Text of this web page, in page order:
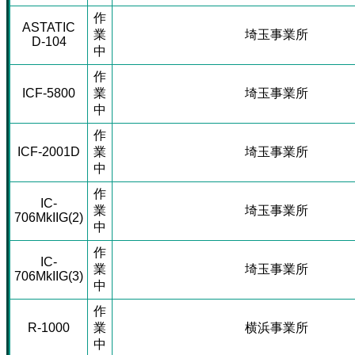
ASTATIC
D-104
作
業
中
埼玉事業所
ICF-5800
作
業
中
埼玉事業所
ICF-2001D
作
業
中
埼玉事業所
IC-
706MkIIG(2)
作
業
中
埼玉事業所
IC-
706MkIIG(3)
作
業
中
埼玉事業所
R-1000
作
業
中
横浜事業所